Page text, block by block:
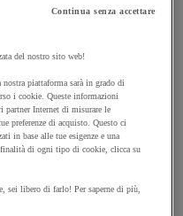
Continua senza accettare
del nostro sito web!
piattaforma sarà in grado di
i cookie. Queste informazioni
partner Internet di misurare le
preferenze di acquisto. Questo ci
in base alle tue esigenze e una
di ogni tipo di cookie, clicca su
sei libero di farlo! Per saperne di più,